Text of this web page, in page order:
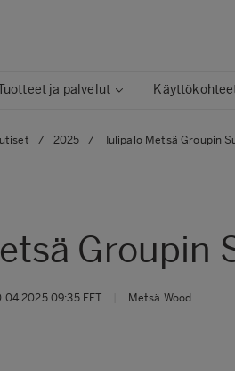
ja palvelut
/ 2025 / Tulipalo Metsä Groupin
Groupin
09:35 EET Metsä Wood